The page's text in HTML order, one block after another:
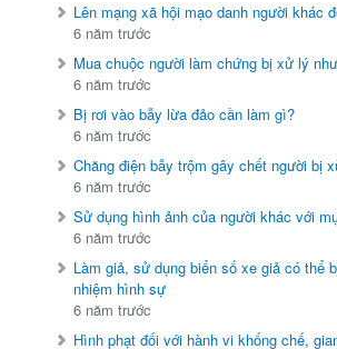
Lên mạng xã hội mạo danh người khác
6 năm trước
Mua chuộc người làm chứng bị xử lý
6 năm trước
Bị rơi vào bẫy lừa đảo cần làm gì?
6 năm trước
Chăng điện bẫy trộm gây chết người bị
6 năm trước
Sử dụng hình ảnh của người khác với
6 năm trước
Làm giả, sử dụng biển số xe giả có thể
nhiệm hình sự
6 năm trước
Hình phạt đối với hành vi khống chế,